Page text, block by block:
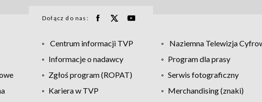
Dołącz do nas:
Centrum informacji TVP Naziemna Telewizja
Informacje o nadawcy
Program dla prasy
Zgłoś program (ROPAT)
Serwis fotograficzny
Kariera w TVP
Merchandising (znaki)